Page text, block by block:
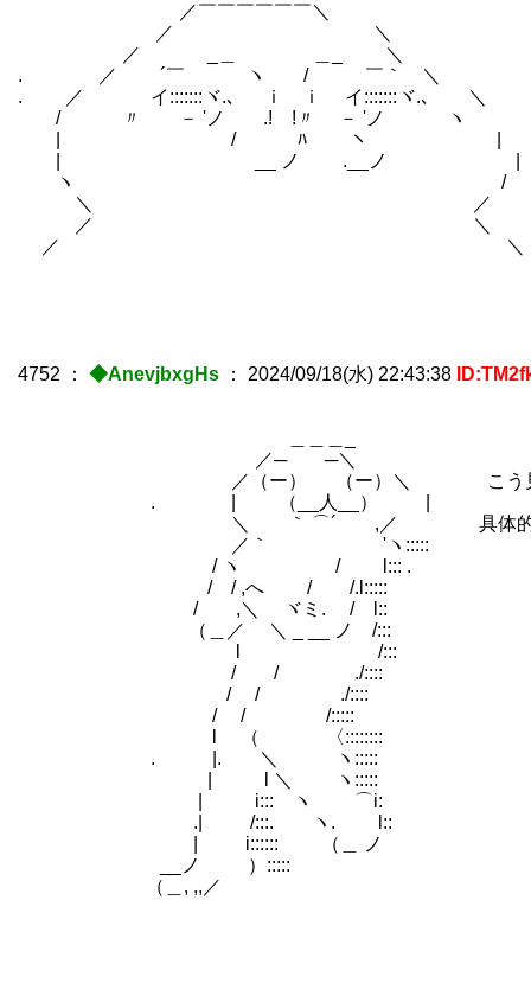
／￣￣￣￣￣￣＼ /￣￣￣￣￣￣￣
／ ＼ | マスターの魔力の少
／ _＿ ＿_ ＼ ヽ＿＿＿＿＿＿＿
. ／ ´￣ ヽ / ￣｀ ＼
. ／ イ:::::::ヾ.､ ｉ ｉ イ:::::::ヾ.､ ＼
/ 〃 ゝ－ 'ノ .! !〃 ゝ－ 'ノ ヽ
| / ﾊ ヽ |
| ゝ __ ノ ゝ.__ノ | 大丈夫
ヽ /
＼ ／
／ ＼
／ ＼
4752 ： ◆AnevjbxgHs ： 2024/09/18(水) 22:43:38
／─ ─＼
／（ー） （ー）＼ こう見えても沙条愛歌に
. | （__人__） |
＼ ｀ ⌒´ ,／ 具体的に何がどうとか理屈は
／｀ 'ヽ:::::
/ ヽ / l::: .
/ / ,へ / /.l:::::
/ ,＼ ヾミ. / l::
（＿／ ＼ _ __ ノ /:::
l /:::
/ / ./::::
/ / ./::::
/ / /:::::
l （ 〈::::::::
. |. ＼ ヽ:::::
| l ＼ ヽ:::::
| i::: ヽ ⌒i:
.| /:::. ヽ. l::
| i:::::: （＿ ノ
__ノ ）:::::
（＿, ,,／